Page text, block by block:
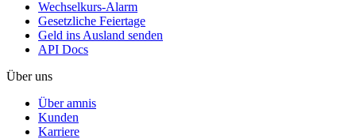
Wechselkurs-Alarm
Gesetzliche Feiertage
Geld ins Ausland senden
API Docs
Über uns
Über amnis
Kunden
Karriere